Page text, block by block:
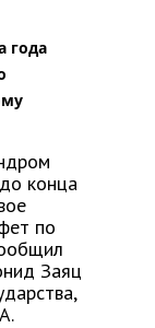
года
конца
по
Заяц